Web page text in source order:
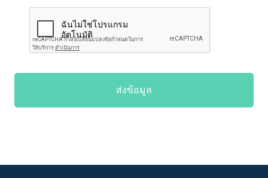
ส่งข้อมูล